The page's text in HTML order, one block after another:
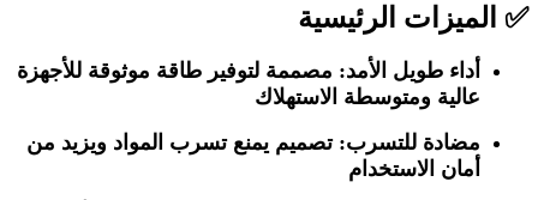
✅ الميزات الرئيسية
أداء طويل الأمد: مصممة لتوفير طاقة موثوقة للأجهزة
عالية ومتوسطة الاستهلاك
مضادة للتسرب: تصميم يمنع تسرب المواد ويزيد من
أمان الاستخدام